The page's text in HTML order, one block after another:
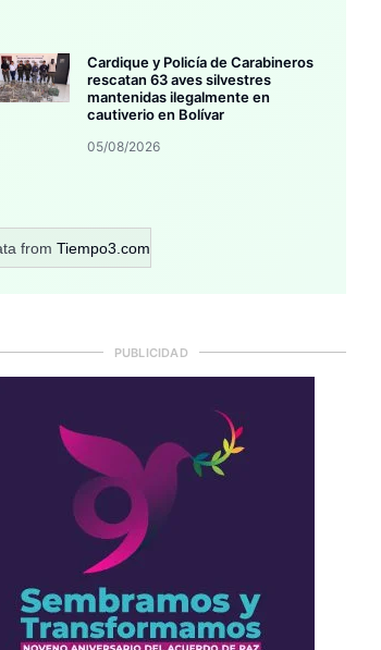
Cardique y Policía de Carabineros
rescatan 63 aves silvestres
mantenidas ilegalmente en
cautiverio en Bolívar
05/08/2026
from Tiempo3.com
PUBLICIDAD